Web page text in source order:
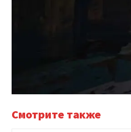
Смотрите также